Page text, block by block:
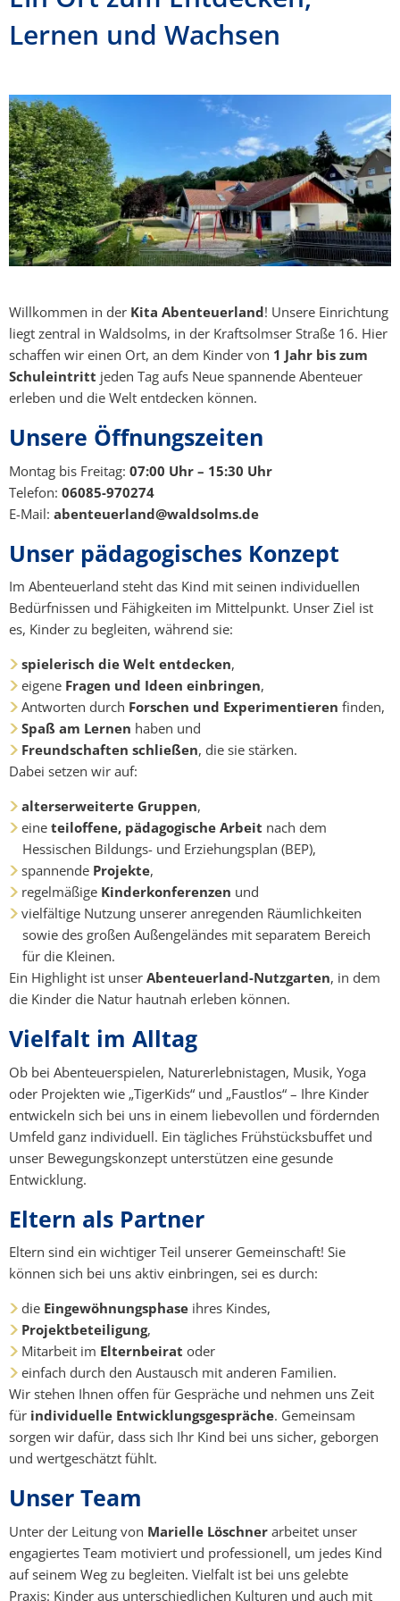
Lernen und Wachsen
Willkommen in der Kita Abenteuerland! Unsere Einrichtung
liegt zentral in Waldsolms, in der Kraftsolmser Straße 16. Hier
schaffen wir einen Ort, an dem Kinder von 1 Jahr bis zum
Schuleintritt jeden Tag aufs Neue spannende Abenteuer
erleben und die Welt entdecken können.
Unsere Öffnungszeiten
Montag bis Freitag: 07:00 Uhr – 15:30 Uhr
Telefon: 06085-970274
E-Mail: abenteuerland@waldsolms.de
Unser pädagogisches Konzept
Im Abenteuerland steht das Kind mit seinen individuellen
Bedürfnissen und Fähigkeiten im Mittelpunkt. Unser Ziel ist
es, Kinder zu begleiten, während sie:
spielerisch die Welt entdecken,
eigene Fragen und Ideen einbringen,
Antworten durch Forschen und Experimentieren finden,
Spaß am Lernen haben und
Freundschaften schließen, die sie stärken.
Dabei setzen wir auf:
alterserweiterte Gruppen,
eine teiloffene, pädagogische Arbeit nach dem
Hessischen Bildungs- und Erziehungsplan (BEP),
spannende Projekte,
regelmäßige Kinderkonferenzen und
vielfältige Nutzung unserer anregenden Räumlichkeiten
sowie des großen Außengeländes mit separatem Bereich
für die Kleinen.
Ein Highlight ist unser Abenteuerland-Nutzgarten, in dem
die Kinder die Natur hautnah erleben können.
Vielfalt im Alltag
Ob bei Abenteuerspielen, Naturerlebnistagen, Musik, Yoga
oder Projekten wie „TigerKids“ und „Faustlos“ – Ihre Kinder
entwickeln sich bei uns in einem liebevollen und fördernden
Umfeld ganz individuell. Ein tägliches Frühstücksbuffet und
unser Bewegungskonzept unterstützen eine gesunde
Entwicklung.
Eltern als Partner
Eltern sind ein wichtiger Teil unserer Gemeinschaft! Sie
können sich bei uns aktiv einbringen, sei es durch:
die Eingewöhnungsphase ihres Kindes,
Projektbeteiligung,
Mitarbeit im Elternbeirat oder
einfach durch den Austausch mit anderen Familien.
Wir stehen Ihnen offen für Gespräche und nehmen uns Zeit
für individuelle Entwicklungsgespräche. Gemeinsam
sorgen wir dafür, dass sich Ihr Kind bei uns sicher, geborgen
und wertgeschätzt fühlt.
Unser Team
Unter der Leitung von Marielle Löschner arbeitet unser
engagiertes Team motiviert und professionell, um jedes Kind
auf seinem Weg zu begleiten. Vielfalt ist bei uns gelebte
Praxis: Kinder aus unterschiedlichen Kulturen und auch mit